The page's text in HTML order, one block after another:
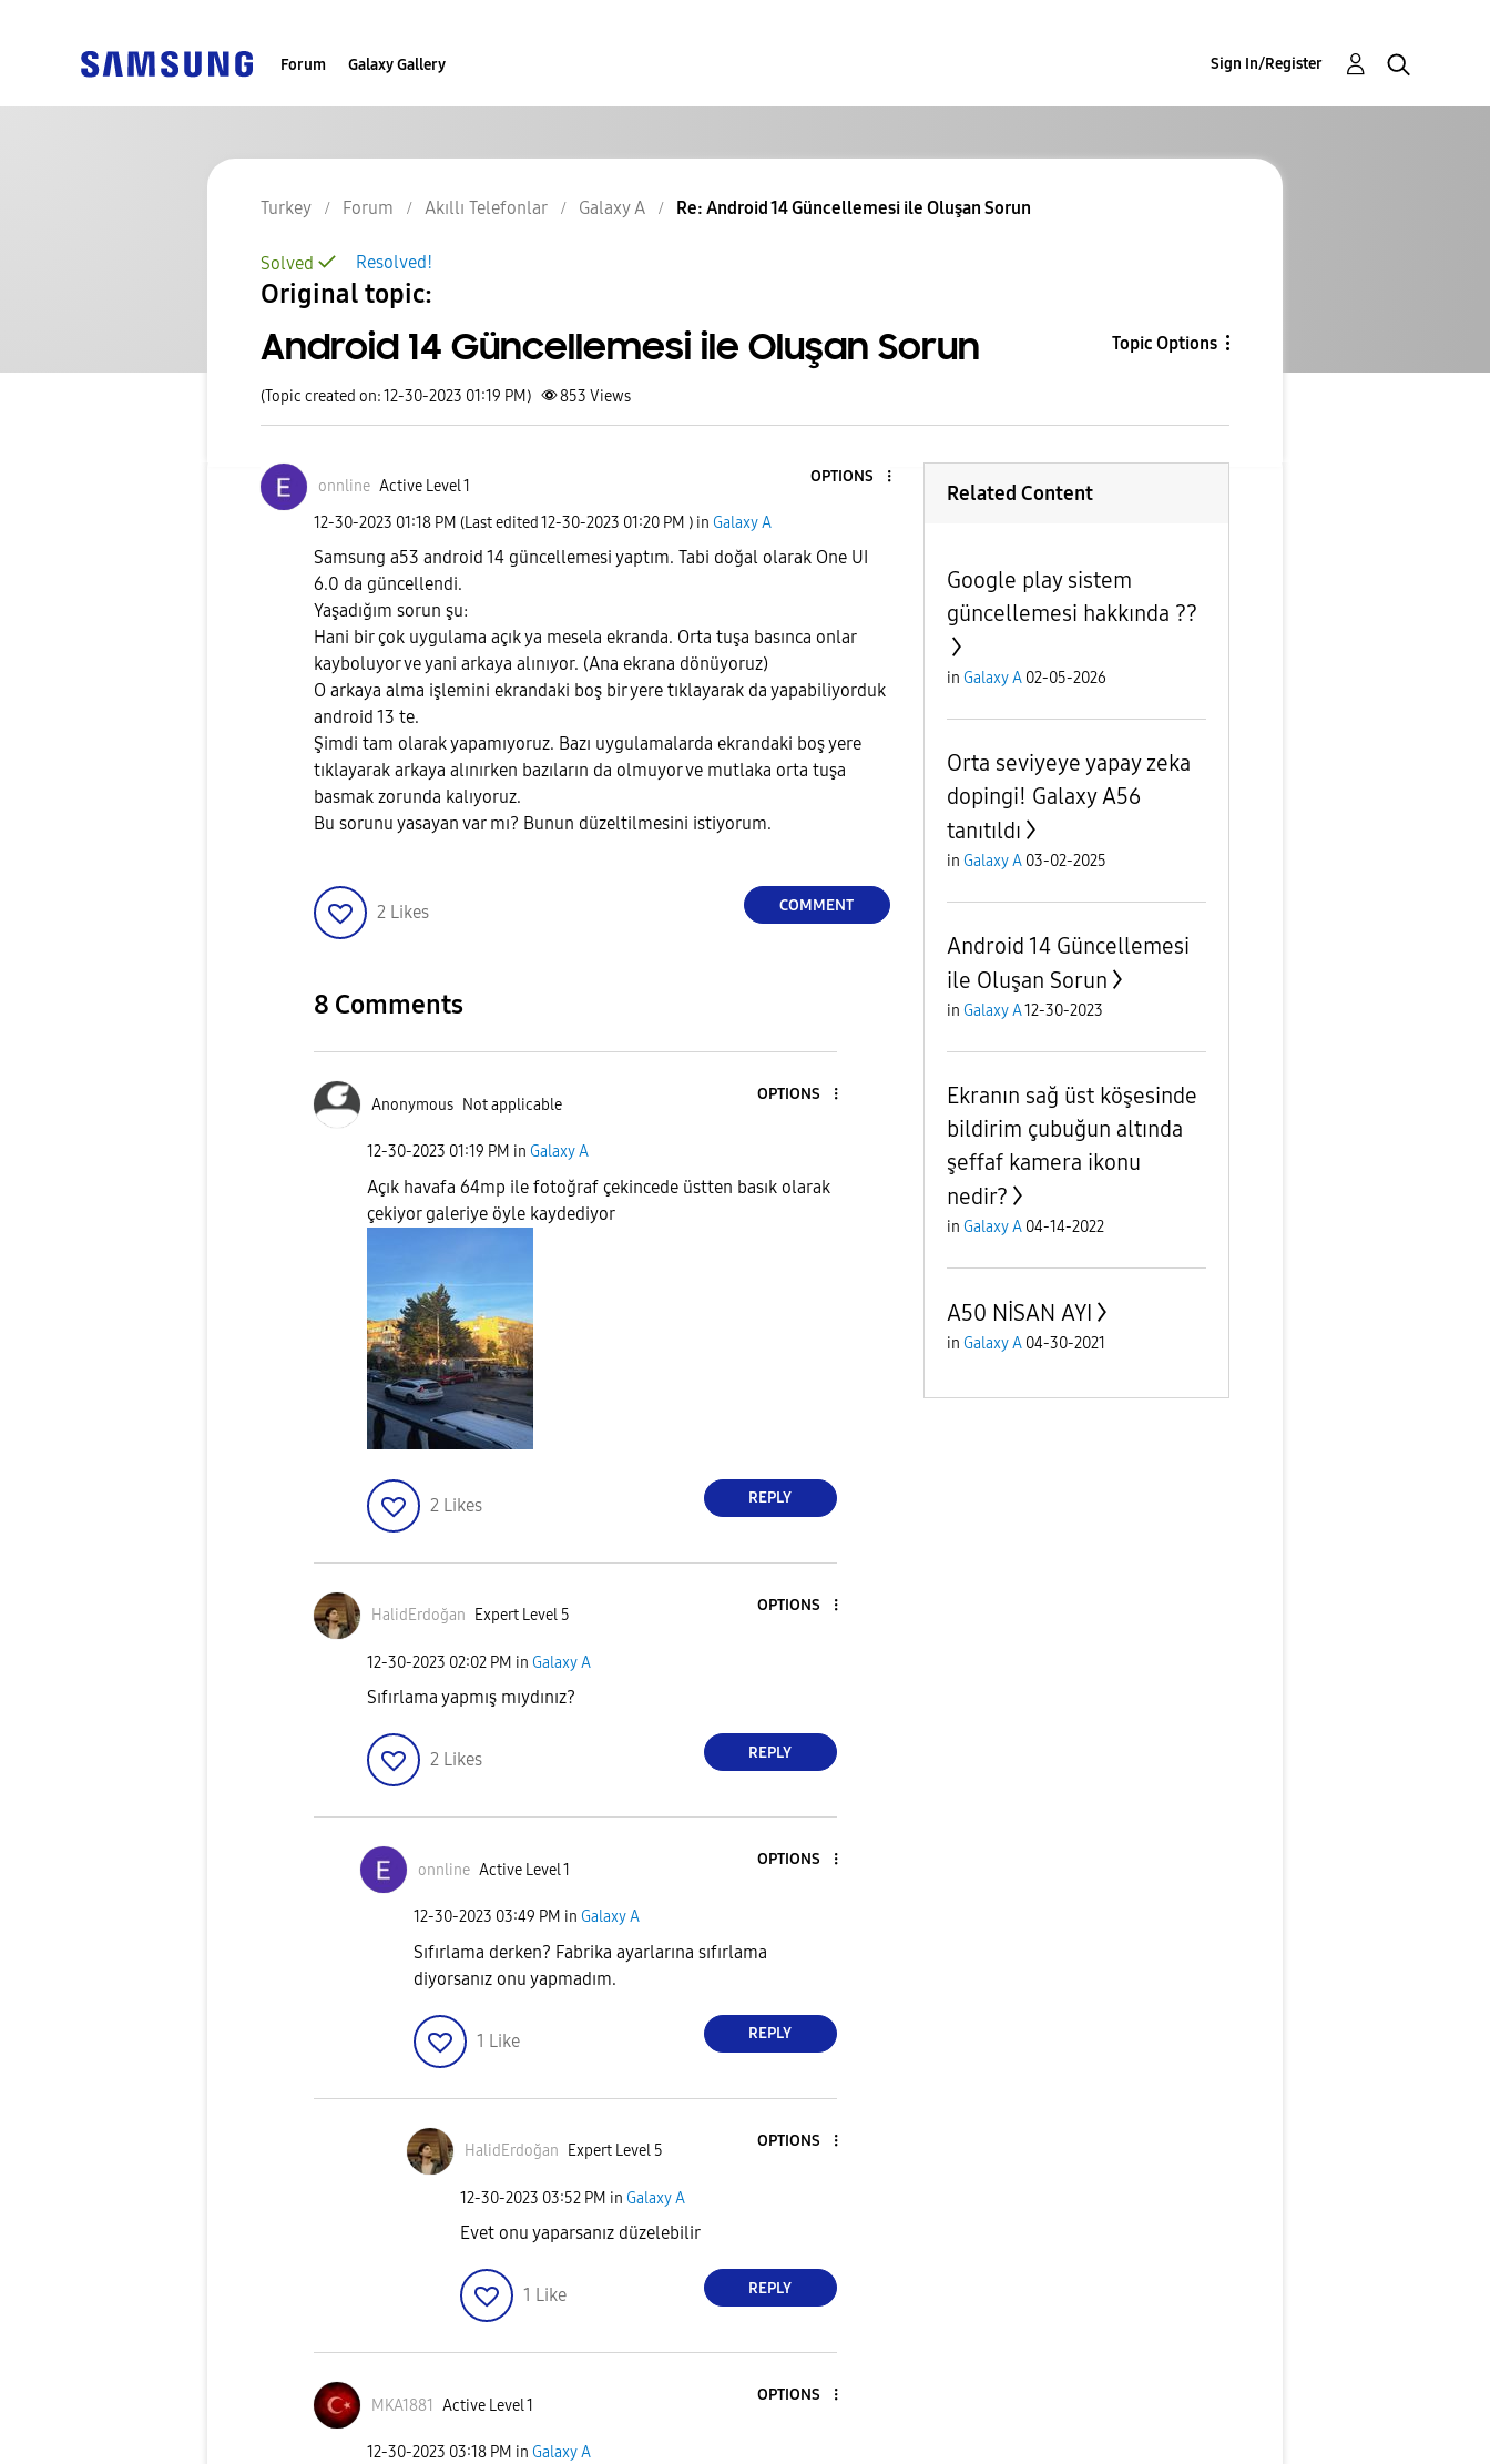
Forum Galaxy Gallery Sign In/Register
Turkey Forum Akıllı Telefonlar Galaxy A Re: Android 14 Güncellemesi ile Oluşan Sorun
Resolved!
Solved
Original topic:
Android 14 Güncellemesi ile Oluşan Sorun Topic Options
(Topic created on: 12-30-2023 01:19 PM) 853 Views
onnline Active Level 1
OPTIONS
‎12-30-2023 01:18 PM (Last edited ‎12-30-2023 01:20 PM ) in Galaxy A
Samsung a53 android 14 güncellemesi yaptım. Tabi doğal olarak One UI
6.0 da güncellendi.
Yaşadığım sorun şu:
Hani bir çok uygulama açık ya mesela ekranda. Orta tuşa basınca onlar
kayboluyor ve yani arkaya alınıyor. (Ana ekrana dönüyoruz)
O arkaya alma işlemini ekrandaki boş bir yere tıklayarak da yapabiliyorduk
android 13 te.
Şimdi tam olarak yapamıyoruz. Bazı uygulamalarda ekrandaki boş yere
tıklayarak arkaya alınırken bazıların da olmuyor ve mutlaka orta tuşa
basmak zorunda kalıyoruz.
Bu sorunu yasayan var mı? Bunun düzeltilmesini istiyorum.
2 Likes COMMENT
8 Comments
Anonymous Not applicable
OPTIONS
‎12-30-2023 01:19 PM in Galaxy A
Açık havafa 64mp ile fotoğraf çekincede üstten basık olarak
çekiyor galeriye öyle kaydediyor
2 Likes REPLY
HalidErdoğan Expert Level 5
OPTIONS
‎12-30-2023 02:02 PM in Galaxy A
Sıfırlama yapmış mıydınız?
2 Likes REPLY
onnline Active Level 1
OPTIONS
‎12-30-2023 03:49 PM in Galaxy A
Sıfırlama derken? Fabrika ayarlarına sıfırlama
diyorsanız onu yapmadım.
1 Like REPLY
HalidErdoğan Expert Level 5
OPTIONS
‎12-30-2023 03:52 PM in Galaxy A
Evet onu yaparsanız düzelebilir
1 Like REPLY
MKA1881 Active Level 1
OPTIONS
‎12-30-2023 03:18 PM in Galaxy A
Related Content
Google play sistem
güncellemesi hakkında ??
in Galaxy A 02-05-2026
Orta seviyeye yapay zeka
dopingi! Galaxy A56
tanıtıldı
in Galaxy A 03-02-2025
Android 14 Güncellemesi
ile Oluşan Sorun
in Galaxy A12-30-2023
Ekranın sağ üst köşesinde
bildirim çubuğun altında
şeffaf kamera ikonu
nedir?
in Galaxy A 04-14-2022
A50 NİSAN AYI
in Galaxy A 04-30-2021